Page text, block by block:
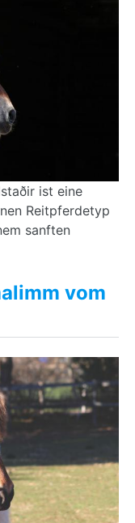
ist eine
Reitpferdetyp
sanften
vom